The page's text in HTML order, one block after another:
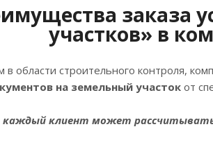
заказа
участков» в
в области строительного контроля,
на земельный участокот
каждый клиент может